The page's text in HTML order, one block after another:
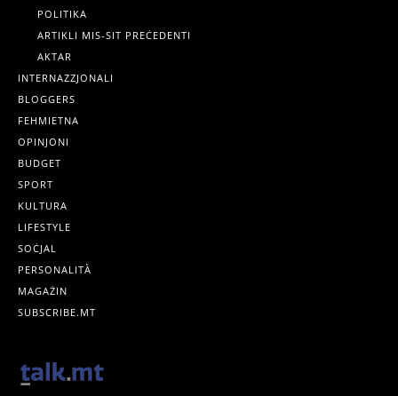
POLITIKA
ARTIKLI MIS-SIT PREĊEDENTI
AKTAR
INTERNAZZJONALI
BLOGGERS
FEHMIETNA
OPINJONI
BUDGET
SPORT
KULTURA
LIFESTYLE
SOĊJAL
PERSONALITÀ
MAGAŻIN
SUBSCRIBE.MT